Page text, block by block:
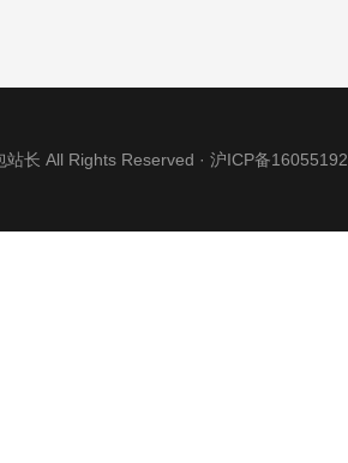
长 All Rights Reserved · 沪ICP备